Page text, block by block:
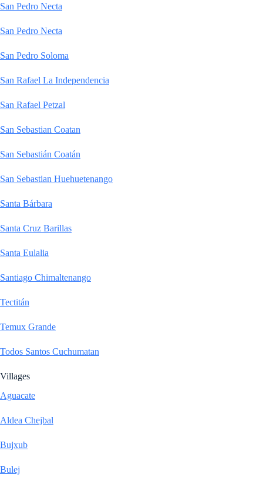
San Pedro Necta
San Pedro Necta
San Pedro Soloma
San Rafael La Independencia
San Rafael Petzal
San Sebastian Coatan
San Sebastián Coatán
San Sebastian Huehuetenango
Santa Bárbara
Santa Cruz Barillas
Santa Eulalia
Santiago Chimaltenango
Tectitán
Temux Grande
Todos Santos Cuchumatan
Villages
Aguacate
Aldea Chejbal
Bujxub
Bulej